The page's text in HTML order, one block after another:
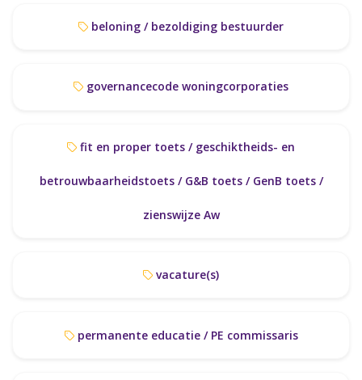
beloning / bezoldiging bestuurder
governancecode woningcorporaties
betrouwbaarheidstoets / G&B toets / GenB toets /
zienswijze Aw
vacature(s)
permanente educatie / PE commissaris